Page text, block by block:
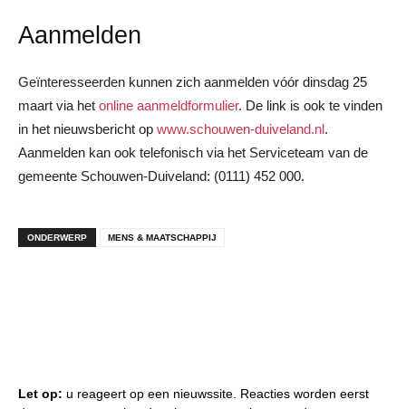
Aanmelden
Geïnteresseerden kunnen zich aanmelden vóór dinsdag 25
maart via het online aanmeldformulier. De link is ook te vinden
in het nieuwsbericht op www.schouwen-duiveland.nl.
Aanmelden kan ook telefonisch via het Serviceteam van de
gemeente Schouwen-Duiveland: (0111) 452 000.
ONDERWERP MENS & MAATSCHAPPIJ
Let op: u reageert op een nieuwssite. Reacties worden eerst